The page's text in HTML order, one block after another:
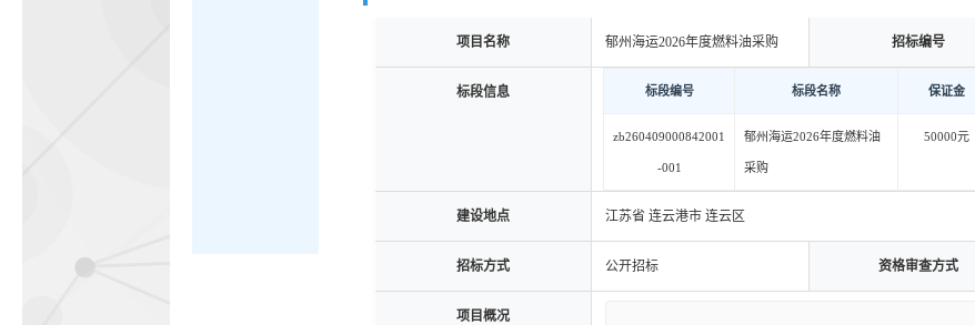
项目名称 郁州海运2026年度燃料油采购 招标编号
标段信息 标段编号 标段名称 保证金
zb260409000842001
-001
郁州海运2026年度燃料油
采购
50000元
建设地点 江苏省 连云港市 连云区
招标方式 公开招标 资格审查方式
项目概况